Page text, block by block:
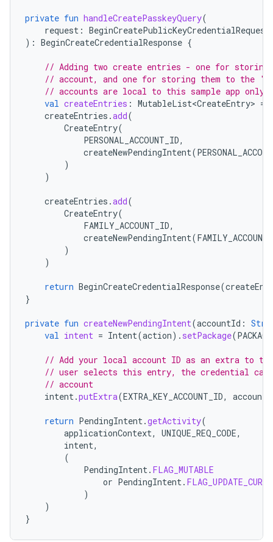
private fun handleCreatePasskeyQuery(
request : BeginCreatePublicKeyCredentialRequest
): BeginCreateCredentialResponse {
// Adding two create entries - one for
// account, and one for storing them to the
// accounts are local to this sample app only.
val createEntries : MutableList<CreateEntry> =
createEntries .add(
CreateEntry(
PERSONAL_ACCOUNT_ID,
createNewPendingIntent(
)
)
createEntries .add(
CreateEntry(
FAMILY_ACCOUNT_ID,
createNewPendingIntent(
)
)
return BeginCreateCredentialResponse(
}
private fun createNewPendingIntent(accountId :
val intent = Intent(action). setPackage(
// Add your local account ID as an extra to
// user selects this entry, the credential can
// account
intent.putExtra(EXTRA_KEY_ACCOUNT_ID,
return PendingIntent.getActivity(
applicationContext, UNIQUE_REQ_CODE,
intent,
(
PendingIntent. FLAG_MUTABLE
or PendingIntent.
)
)
}